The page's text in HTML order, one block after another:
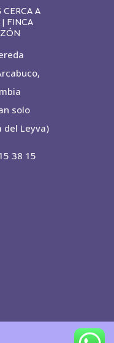
CERCA A
| FINCA
solo
del Leyva)
38 15